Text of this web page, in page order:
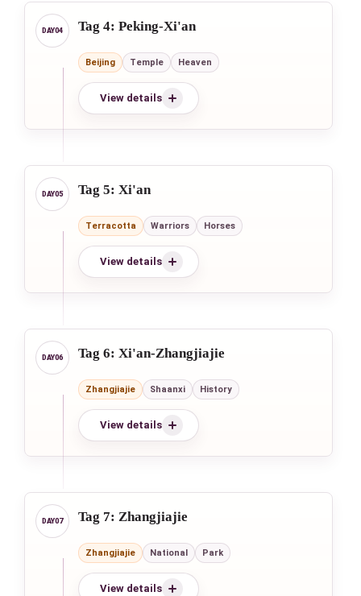
Tag 4: Peking-Xi'an
Beijing Temple Heaven
View details
Tag 5: Xi'an
Terracotta Warriors Horses
View details
Tag 6: Xi'an-Zhangjiajie
Zhangjiajie Shaanxi History
View details
Tag 7: Zhangjiajie
Zhangjiajie National Park
View details